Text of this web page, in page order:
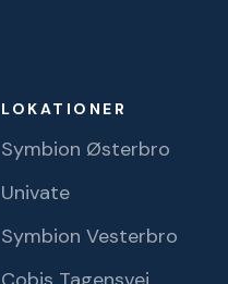
LOKATIONER
Symbion Østerbro
Univate
Symbion Vesterbro